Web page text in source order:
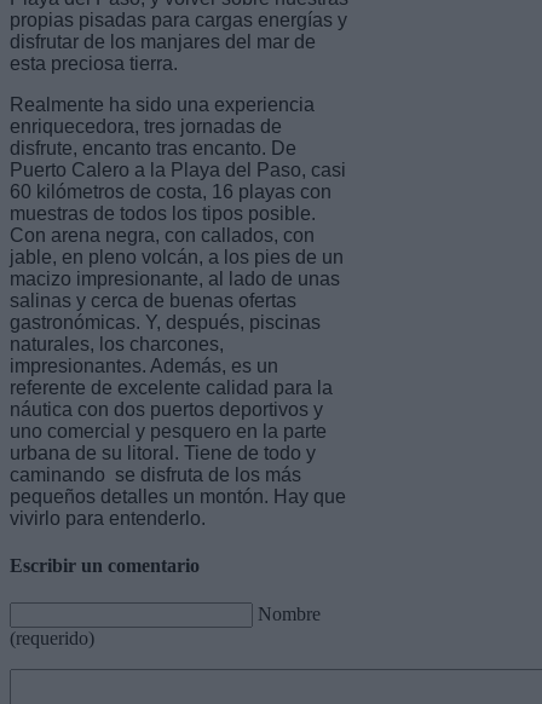
propias pisadas para cargas energías y
disfrutar de los manjares del mar de
esta preciosa tierra.
Realmente ha sido una experiencia
enriquecedora, tres jornadas de
disfrute, encanto tras encanto. De
Puerto Calero a la Playa del Paso, casi
60 kilómetros de costa, 16 playas con
muestras de todos los tipos posible.
Con arena negra, con callados, con
jable, en pleno volcán, a los pies de un
macizo impresionante, al lado de unas
salinas y cerca de buenas ofertas
gastronómicas. Y, después, piscinas
naturales, los charcones,
impresionantes. Además, es un
referente de excelente calidad para la
náutica con dos puertos deportivos y
uno comercial y pesquero en la parte
urbana de su litoral. Tiene de todo y
caminando se disfruta de los más
pequeños detalles un montón. Hay que
vivirlo para entenderlo.
Escribir un comentario
Nombre
(requerido)